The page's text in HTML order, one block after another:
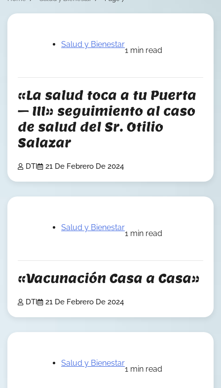
Salud y Bienestar
1 min read
«La salud toca a tu Puerta
– III» seguimiento al caso
de salud del Sr. Otilio
Salazar
DTI 21 De Febrero De 2024
Salud y Bienestar
1 min read
«Vacunación Casa a Casa»
DTI 21 De Febrero De 2024
Salud y Bienestar
1 min read